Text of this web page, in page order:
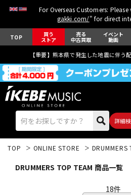
For Overseas Customers:
gakki.com/" for direct
TOP 買う
ストア
売る
中古買取
イベント
動画
【重要】熊本県で発生した地震に伴う
詳細
TOP ONLINE STORE DRUMMERS
DRUMMERS TOP TEAM 商品一覧
18件